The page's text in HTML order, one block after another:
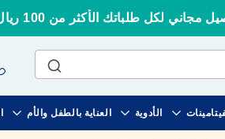
مجاني لكل طلباتك الأكثر من 100 ريال
الأدوية العناية بالطفل والأم